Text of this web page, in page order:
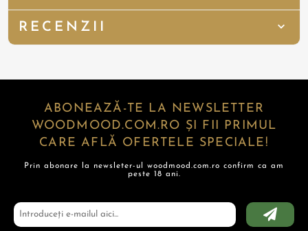
RECENZII
ABONEAZĂ-TE LA NEWSLETTER
WOODMOOD.COM.RO ȘI FII PRIMUL
CARE AFLĂ OFERTELE SPECIALE!
Prin abonare la newsleter-ul woodmood.com.ro confirm ca am
peste 18 ani.